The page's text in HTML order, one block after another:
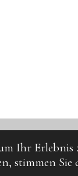
Ihr
stimmen